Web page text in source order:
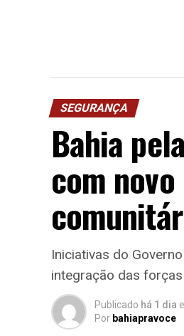
SEGURANÇA
Bahia
com
Iniciativas do
integração das
Publicado há 1 dia
Por bahiapravoce